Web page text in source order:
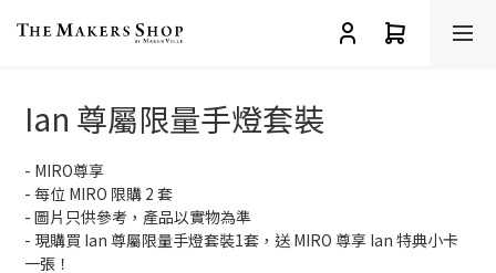
Ian 尊屬限量手燈套裝
- MIRO尊享
- 每位 MIRO 限購 2 套
- 圖片只供參考，產品以實物為準
- 現購買 Ian 尊屬限量手燈套裝1套，送 MIRO 尊享 Ian 特典小卡
一張！